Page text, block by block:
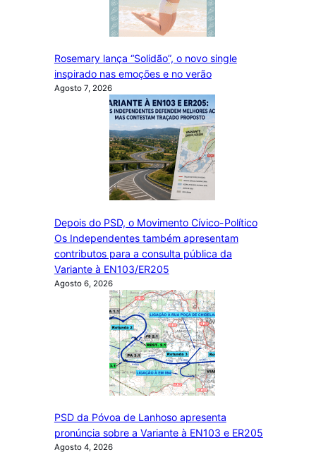
Rosemary lança “Solidão”, o novo single
inspirado nas emoções e no verão
Agosto 7, 2026
Depois do PSD, o Movimento Cívico-Político
Os Independentes também apresentam
contributos para a consulta pública da
Variante à EN103/ER205
Agosto 6, 2026
PSD da Póvoa de Lanhoso apresenta
pronúncia sobre a Variante à EN103 e ER205
Agosto 4, 2026